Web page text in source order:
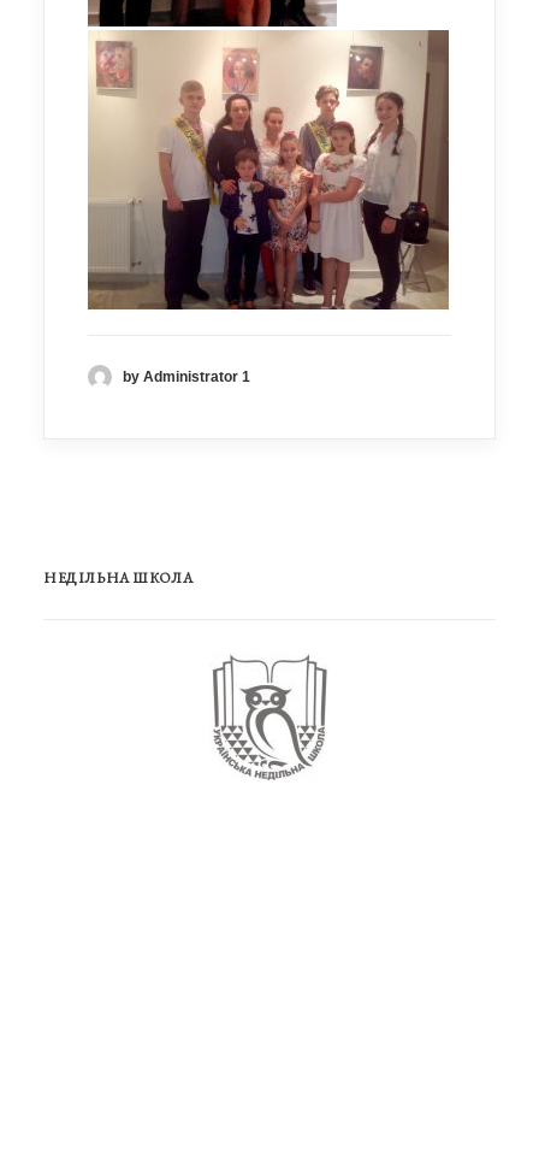
by Administrator 1
НЕДІЛЬНА ШКОЛА